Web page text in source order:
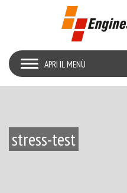
APRI IL MENÙ
stress-test